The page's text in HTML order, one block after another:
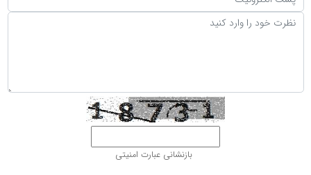
بازنشانی عبارت امنیتی